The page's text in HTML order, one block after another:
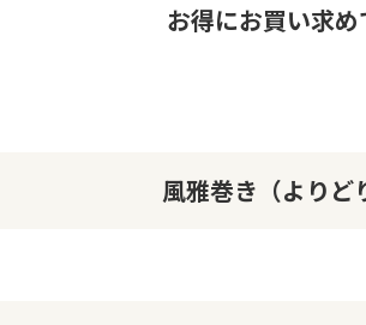
お得にお買い求め
風雅巻き（よりど